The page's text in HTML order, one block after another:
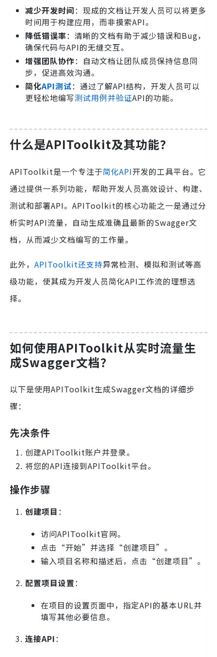
减少开发时间：现成的文档让开发人员可以将更多
时间用于构建应用，而非摸索API。
降低错误率：清晰的文档有助于减少错误和Bug，
确保代码与API的无缝交互。
增强团队协作：自动文档让团队成员保持信息同
步，促进高效沟通。
简化API测试：通过了解API结构，开发人员可以
更轻松地编写测试用例并验证API的功能。
什么是APIToolkit及其功能？
APIToolkit是一个专注于简化API开发的工具平台。它
通过提供一系列功能，帮助开发人员高效设计、构建、
测试和部署API。APIToolkit的核心功能之一是通过分
析实时API流量，自动生成准确且最新的Swagger文
档，从而减少文档编写的工作量。
此外， APIToolkit还支持异常检测、模拟和测试等高
级功能，使其成为开发人员简化API工作流的理想选
择。
如何使用APIToolkit从实时流量生
成Swagger文档？
以下是使用APIToolkit生成Swagger文档的详细步
骤：
先决条件
创建APIToolkit账户并登录。
将您的API连接到APIToolkit平台。
操作步骤
创建项目 ：
访问APIToolkit官网。
点击“开始”并选择“创建项目”。
输入项目名称和描述后，点击“创建项目”。
配置项目设置：
在项目的设置页面中，指定API的基本URL并
填写其他必要信息。
连接API：